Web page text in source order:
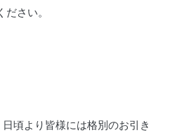
さい。
頃より皆様には格別のお引き